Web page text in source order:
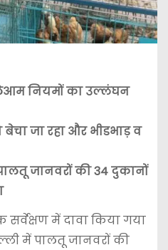
नियमों का उल्लंघन
बेचा जा रहा और भीडभाड़ व
जानवरों की 34 दुकानों
सर्वेक्षण में दावा किया गया
में पालतू जानवरों की